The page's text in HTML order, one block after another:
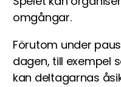
omgångar.
Förutom under
dagen, till exempel
kan deltagarnas